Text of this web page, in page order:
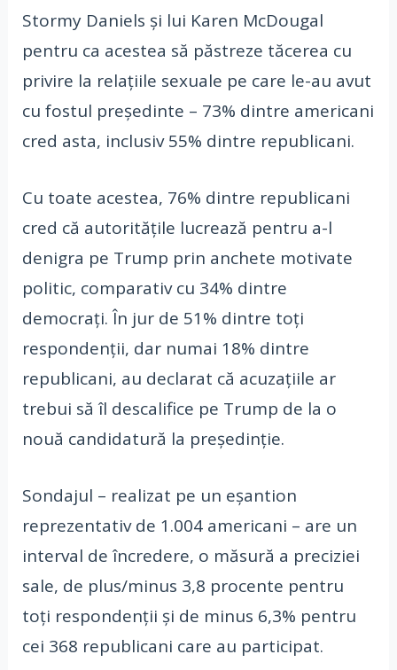
Stormy Daniels și lui Karen McDougal
pentru ca acestea să păstreze tăcerea cu
privire la relațiile sexuale pe care le-au avut
cu fostul președinte – 73% dintre americani
cred asta, inclusiv 55% dintre republicani.
Cu toate acestea, 76% dintre republicani
cred că autoritățile lucrează pentru a-l
denigra pe Trump prin anchete motivate
politic, comparativ cu 34% dintre
democrați. În jur de 51% dintre toți
respondenții, dar numai 18% dintre
republicani, au declarat că acuzațiile ar
trebui să îl descalifice pe Trump de la o
nouă candidatură la președinție.
Sondajul – realizat pe un eșantion
reprezentativ de 1.004 americani – are un
interval de încredere, o măsură a preciziei
sale, de plus/minus 3,8 procente pentru
toți respondenții și de minus 6,3% pentru
cei 368 republicani care au participat.